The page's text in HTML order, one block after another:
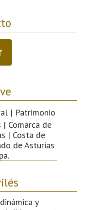
| Patrimonio
Comarca de
| Costa de
de Asturias
y